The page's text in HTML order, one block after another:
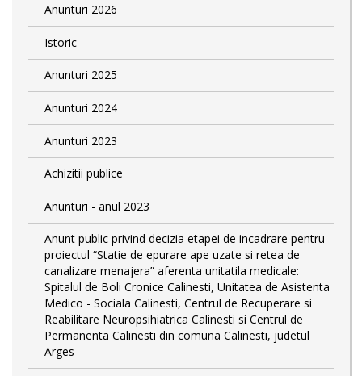
Anunturi 2026
Istoric
Anunturi 2025
Anunturi 2024
Anunturi 2023
Achizitii publice
Anunturi - anul 2023
Anunt public privind decizia etapei de incadrare pentru
proiectul “Statie de epurare ape uzate si retea de
canalizare menajera” aferenta unitatila medicale:
Spitalul de Boli Cronice Calinesti, Unitatea de Asistenta
Medico - Sociala Calinesti, Centrul de Recuperare si
Reabilitare Neuropsihiatrica Calinesti si Centrul de
Permanenta Calinesti din comuna Calinesti, judetul
Arges